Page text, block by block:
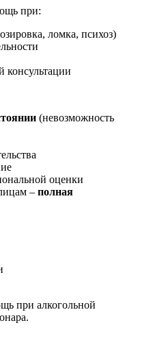
при:
ломка, психоз)
консультации
(невозможность
оценки
– полная
при алкогольной